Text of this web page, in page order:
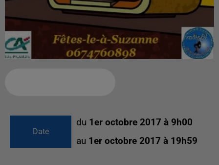
Date
du 1er octobre 2017 à 9h00
au 1er octobre 2017 à 19h59